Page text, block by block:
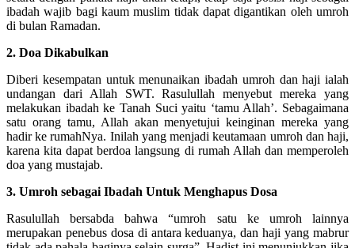
ibadah wajib bagi kaum muslim tidak dapat digantikan oleh umroh
di bulan Ramadan.
2. Doa Dikabulkan
Diberi kesempatan untuk menunaikan ibadah umroh dan haji ialah
undangan dari Allah SWT. Rasulullah menyebut mereka yang
melakukan ibadah ke Tanah Suci yaitu ‘tamu Allah’. Sebagaimana
satu orang tamu, Allah akan menyetujui keinginan mereka yang
hadir ke rumahNya. Inilah yang menjadi keutamaan umroh dan haji,
karena kita dapat berdoa langsung di rumah Allah dan memperoleh
doa yang mustajab.
3. Umroh sebagai Ibadah Untuk Menghapus Dosa
Rasulullah bersabda bahwa “umroh satu ke umroh lainnya
merupakan penebus dosa di antara keduanya, dan haji yang mabrur